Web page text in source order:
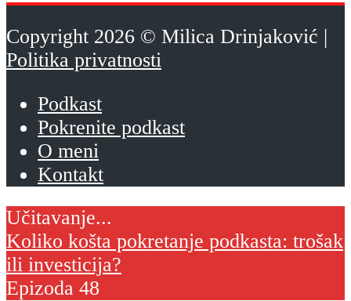
Copyright 2026 © Milica Drinjaković |
Politika privatnosti
Podkast
Pokrenite podkast
O meni
Kontakt
Koliko košta pokretanje podkasta: trošak
ili investicija?
Epizoda 48